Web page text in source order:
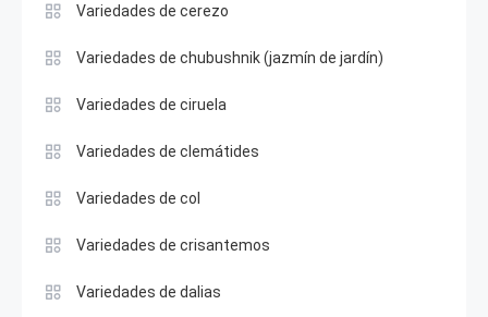
Variedades de cerezo
Variedades de chubushnik (jazmín de jardín)
Variedades de ciruela
Variedades de clemátides
Variedades de col
Variedades de crisantemos
Variedades de dalias